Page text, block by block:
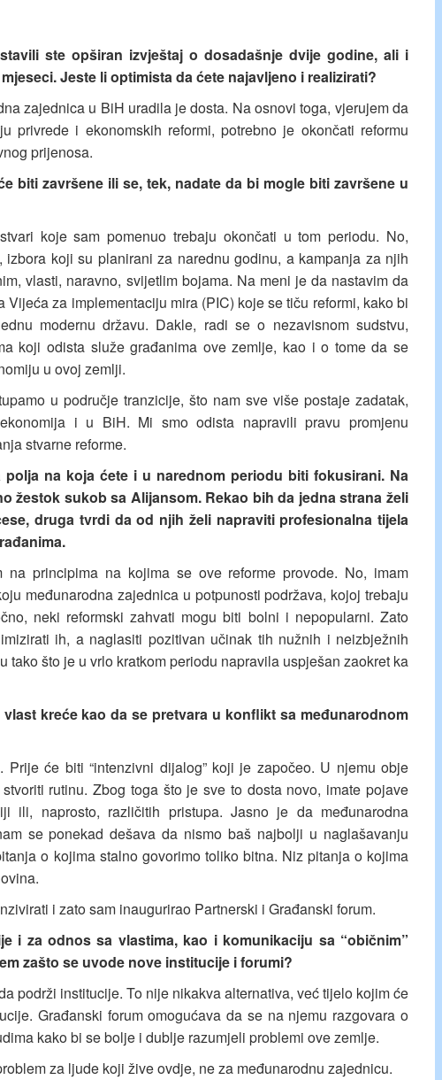
ste opširan izvještaj o dosadašnje dvije godine, ali i
Jeste li optimista da ćete najavljeno i realizirati?
zajednica u BiH uradila je dosta. Na osnovi toga, vjerujem da
privrede i ekonomskih reformi, potrebno je okončati reformu
prijenosa.
biti završene ili se, tek, nadate da bi mogle biti završene u
koje sam pomenuo trebaju okončati u tom periodu. No,
koji su planirani za narednu godinu, a kampanja za njih
vlasti, naravno, svijetlim bojama. Na meni je da nastavim da
za implementaciju mira (PIC) koje se tiču reformi, kako bi
modernu državu. Dakle, radi se o nezavisnom sudstvu,
koji odista služe građanima ove zemlje, kao i o tome da se
u ovoj zemlji.
u područje tranzicije, što nam sve više postaje zadatak,
i u BiH. Mi smo odista napravili pravu promjenu
stvarne reforme.
na koja ćete i u narednom periodu biti fokusirani. Na
žestok sukob sa Alijansom. Rekao bih da jedna strana želi
druga tvrdi da od njih želi napraviti profesionalna tijela
na principima na kojima se ove reforme provode. No, imam
međunarodna zajednica u potpunosti podržava, kojoj trebaju
neki reformski zahvati mogu biti bolni i nepopularni. Zato
ih, a naglasiti pozitivan učinak tih nužnih i neizbježnih
tako što je u vrlo kratkom periodu napravila uspješan zaokret ka
kreće kao da se pretvara u konflikt sa međunarodnom
Prije će biti “intenzivni dijalog” koji je započeo. U njemu obje
rutinu. Zbog toga što je sve to dosta novo, imate pojave
ili, naprosto, različitih pristupa. Jasno je da međunarodna
se ponekad dešava da nismo baš najbolji u naglašavanju
o kojima stalno govorimo toliko bitna. Niz pitanja o kojima
i zato sam inaugurirao Partnerski i Građanski forum.
i za odnos sa vlastima, kao i komunikaciju sa “običnim”
zašto se uvode nove institucije i forumi?
podrži institucije. To nije nikakva alternativa, već tijelo kojim će
Građanski forum omogućava da se na njemu razgovara o
kako bi se bolje i dublje razumjeli problemi ove zemlje.
za ljude koji žive ovdje, ne za međunarodnu zajednicu.